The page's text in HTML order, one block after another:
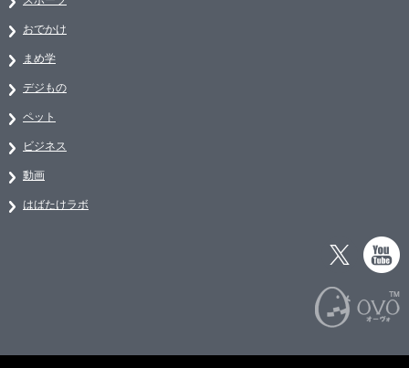
おでかけ
まめ学
デジもの
ペット
ビジネス
動画
はばたけラボ